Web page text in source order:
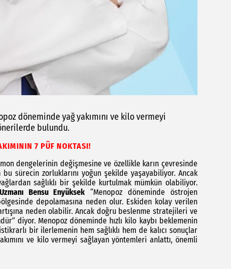
döneminde yağ yakımını ve kilo vermeyi
bulundu.
7 PÜF NOKTASI!
dengelerinin değişmesine ve özellikle karın çevresinde
sürecin zorluklarını yoğun şekilde yaşayabiliyor. Ancak
sağlıklı bir şekilde kurtulmak mümkün olabiliyor.
Bensu Enyüksek “Menopoz döneminde östrojen
depolamasına neden olur. Eskiden kolay verilen
neden olabilir. Ancak doğru beslenme stratejileri ve
diyor. Menopoz döneminde hızlı kilo kaybı beklemenin
bir ilerlemenin hem sağlıklı hem de kalıcı sonuçlar
ve kilo vermeyi sağlayan yöntemleri anlattı, önemli